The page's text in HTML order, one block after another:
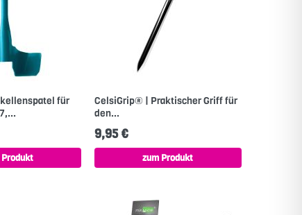
für
Produkt
CelsiGrip® | Praktischer Griff für
den...
9,95 €
zum Produkt